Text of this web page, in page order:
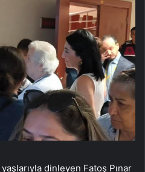
dinleyen Fatoş Pınar